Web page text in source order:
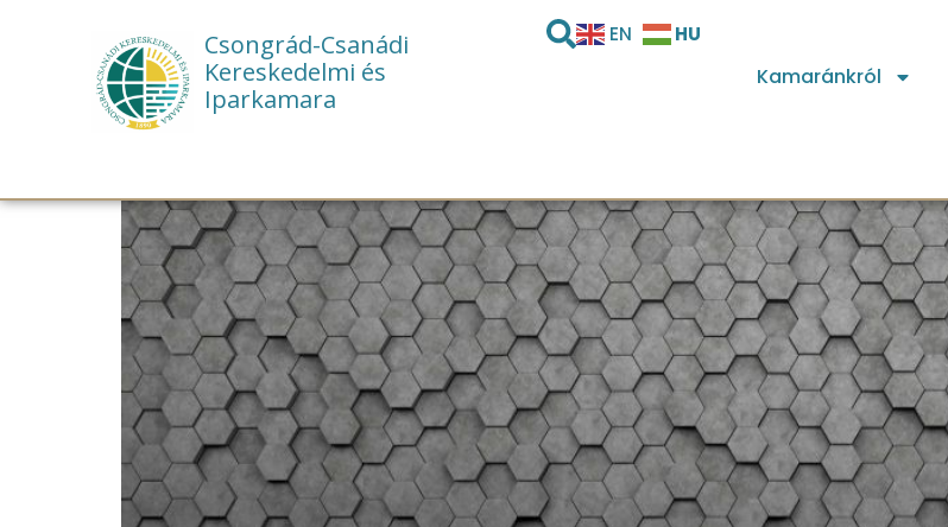
Csongrád-Csanádi
Kereskedelmi és
Iparkamara
EN HU
Kamaránkról